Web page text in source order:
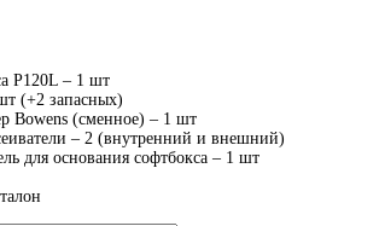
P120L – 1 шт
(+2 запасных)
Bowens (сменное) – 1 шт
– 2 (внутренний и внешний)
для основания софтбокса – 1 шт